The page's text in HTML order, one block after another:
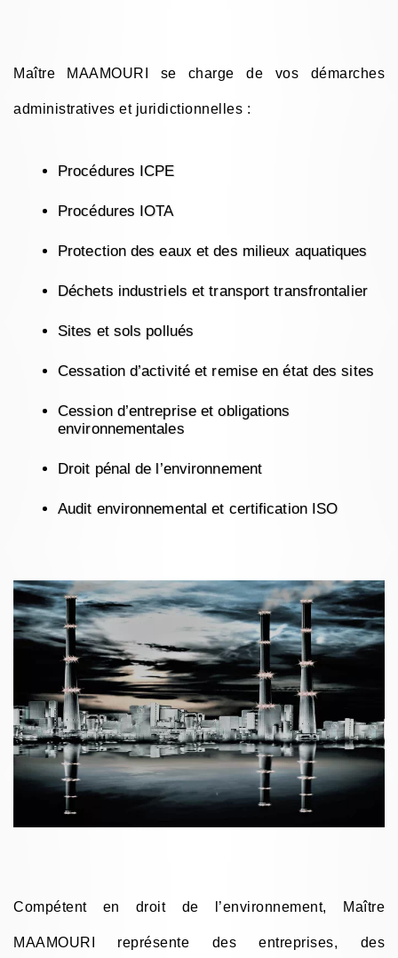
Maître MAAMOURI se charge de vos démarches
administratives et juridictionnelles :
Procédures ICPE
Procédures IOTA
Protection des eaux et des milieux aquatiques
Déchets industriels et transport transfrontalier
Sites et sols pollués
Cessation d’activité et remise en état des sites
Cession d’entreprise et obligations
environnementales
Droit pénal de l’environnement
Audit environnemental et certification ISO
Compétent en droit de l’environnement, Maître
MAAMOURI représente des entreprises, des